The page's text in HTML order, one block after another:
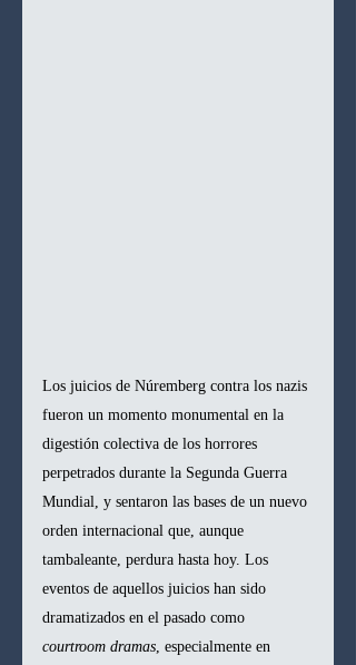
Los juicios de Núremberg contra los nazis
fueron un momento monumental en la
digestión colectiva de los horrores
perpetrados durante la Segunda Guerra
Mundial, y sentaron las bases de un nuevo
orden internacional que, aunque
tambaleante, perdura hasta hoy. Los
eventos de aquellos juicios han sido
dramatizados en el pasado como
courtroom dramas , especialmente en